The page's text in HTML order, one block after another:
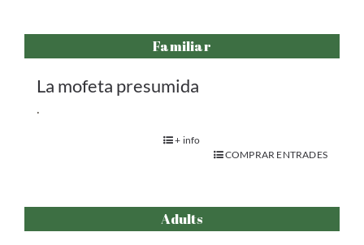
Familiar
La mofeta presumida
.
+ info
COMPRAR ENTRADES
Adults